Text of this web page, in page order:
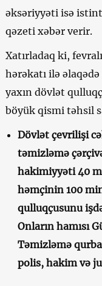
əksəriyyəti isə
qəzeti xəbər verir.
Xatırladaq ki,
hərəkatı ilə
yaxın dövlət
böyük qismi təhsil
Dövlət çevrilişi
təmizləmə
hakimiyyəti 40
həmçinin 100
qulluqçusunu
Onların hamısı
Təmizləmə
polis, hakim və